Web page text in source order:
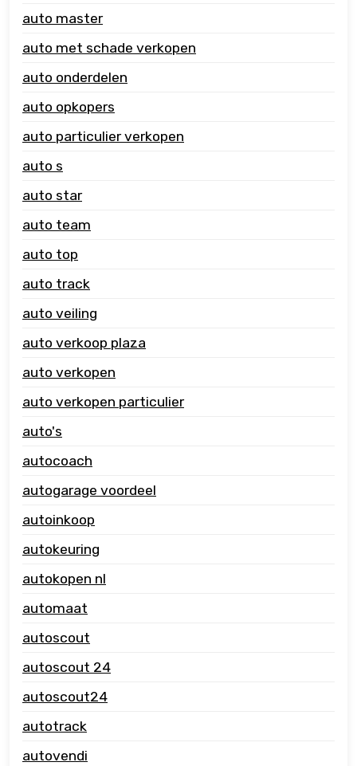
auto master
auto met schade verkopen
auto onderdelen
auto opkopers
auto particulier verkopen
auto s
auto star
auto team
auto top
auto track
auto veiling
auto verkoop plaza
auto verkopen
auto verkopen particulier
auto's
autocoach
autogarage voordeel
autoinkoop
autokeuring
autokopen nl
automaat
autoscout
autoscout 24
autoscout24
autotrack
autovendi